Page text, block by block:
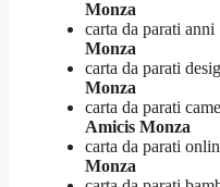
Monza
carta da parati anni
Monza
carta da parati
Monza
carta da parati
Amicis Monza
carta da parati
Monza